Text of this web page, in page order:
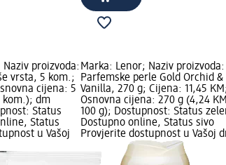
proizvoda:
vrsta, 5 kom.;
cijena: 5
kom.); dm
Status
Status
u Vašoj
Marka: Lenor; Naziv proizvoda:
Parfemske perle Gold Orchid &
Vanilla, 270 g; Cijena: 11,45 KM;
Osnovna cijena: 270 g (4,24
100 g); Dostupnost: Status
Dostupno online, Status sivo
Provjerite dostupnost u Vašoj